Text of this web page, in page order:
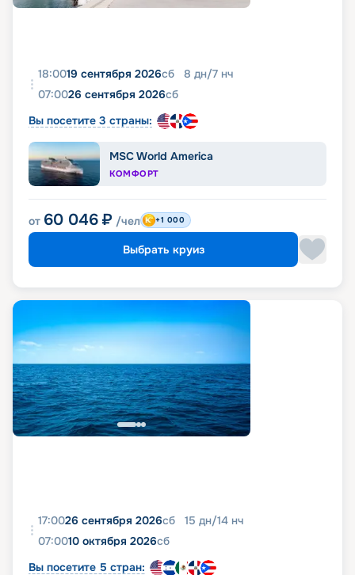
18:0019 сентября 2026сб 8 дн/7 нч
07:0026 сентября 2026сб
Вы посетите 3 страны:
MSC World America
КОМФОРТ
от 60 046 ₽ /чел +1 000
Выбрать круиз
17:0026 сентября 2026сб 15 дн/14 нч
07:0010 октября 2026сб
Вы посетите 5 стран: